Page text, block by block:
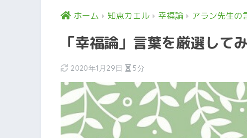
ホーム 知恵カエル 幸福論 アラン先生の
「幸福論」言葉を厳選して
2020年1月29日 5分